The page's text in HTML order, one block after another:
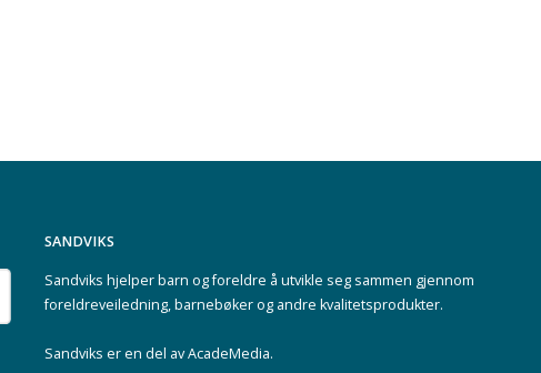
SANDVIKS
Sandviks hjelper barn og foreldre å utvikle seg sammen gjennom
foreldreveiledning, barnebøker og andre kvalitetsprodukter.
Sandviks er en del avAcadeMedia.